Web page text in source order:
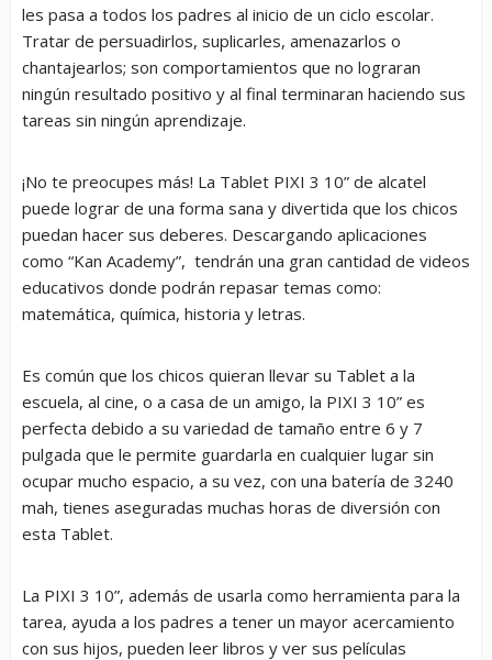
les pasa a todos los padres al inicio de un ciclo escolar.
Tratar de persuadirlos, suplicarles, amenazarlos o
chantajearlos; son comportamientos que no lograran
ningún resultado positivo y al final terminaran haciendo sus
tareas sin ningún aprendizaje.
¡No te preocupes más! La Tablet PIXI 3 10” de alcatel
puede lograr de una forma sana y divertida que los chicos
puedan hacer sus deberes. Descargando aplicaciones
como “Kan Academy”, tendrán una gran cantidad de videos
educativos donde podrán repasar temas como:
matemática, química, historia y letras.
Es común que los chicos quieran llevar su Tablet a la
escuela, al cine, o a casa de un amigo, la PIXI 3 10” es
perfecta debido a su variedad de tamaño entre 6 y 7
pulgada que le permite guardarla en cualquier lugar sin
ocupar mucho espacio, a su vez, con una batería de 3240
mah, tienes aseguradas muchas horas de diversión con
esta Tablet.
La PIXI 3 10”, además de usarla como herramienta para la
tarea, ayuda a los padres a tener un mayor acercamiento
con sus hijos, pueden leer libros y ver sus películas